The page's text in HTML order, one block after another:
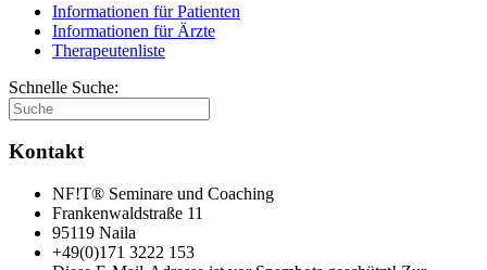
Informationen für Patienten
Informationen für Ärzte
Therapeutenliste
Schnelle Suche:
Kontakt
NF!T® Seminare und Coaching
Frankenwaldstraße 11
95119 Naila
+49(0)171 3222 153